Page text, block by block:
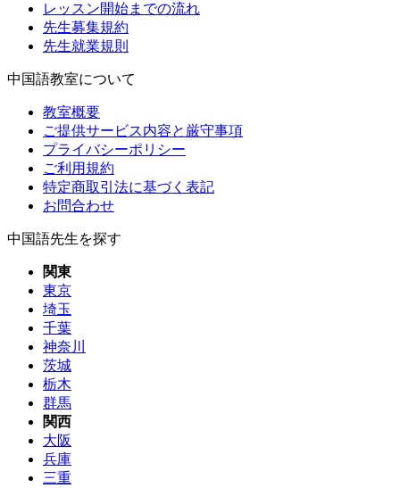
レッスン開始までの流れ
先生募集規約
先生就業規則
中国語教室について
教室概要
ご提供サービス内容と厳守事項
プライバシーポリシー
ご利用規約
特定商取引法に基づく表記
お問合わせ
中国語先生を探す
関東
東京
埼玉
千葉
神奈川
茨城
栃木
群馬
関西
大阪
兵庫
三重